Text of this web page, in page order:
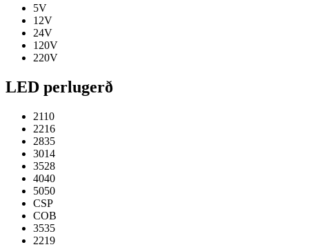
5V
12V
24V
120V
220V
LED perlugerð
2110
2216
2835
3014
3528
4040
5050
CSP
COB
3535
2219